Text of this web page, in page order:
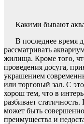
Какими бывают
В последнее время
рассматривать
жилища. Кроме того,
проведения досуга,
украшением
или торговый зал. С
хорош тем, что в
разбивает
может быть
преимущества и